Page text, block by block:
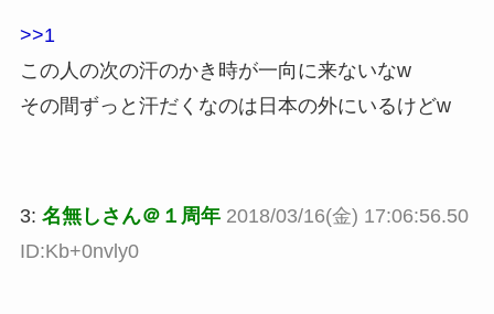
>>1
この人の次の汗のかき時が一向に来ないなw
その間ずっと汗だくなのは日本の外にいるけどw
3: 名無しさん＠１周年 2018/03/16(金) 17:06:56.50
ID:Kb+0nvly0